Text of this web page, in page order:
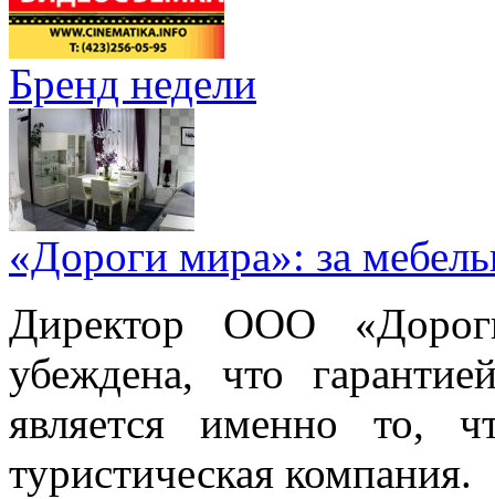
Бренд недели
«Дороги мира»: за
Директор ООО
убеждена, что
является именно то,
туристическая компания.